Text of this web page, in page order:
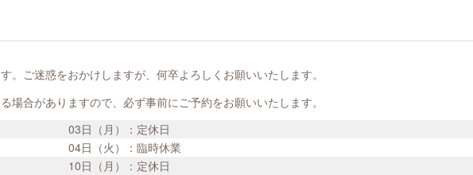
。ご迷惑をおかけしますが、何卒よろしくお願いいたします。
場合がありますので、必ず事前にご予約をお願いいたします。
03日（月）：定休日
04日（火）：臨時休業
10日（月）：定休日